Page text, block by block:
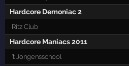
Hardcore Demoniac 2
Ritz Club
Hardcore Maniacs 2011
't Jongensschool